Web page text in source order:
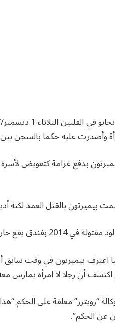
دانت محكمة
عليه حكما بالسجن بين 6 و12 عاما.
بيميرتون بالقتل العمد
أمريكية سابقة شمال غربي مانيلا.
اعترف بيميرتون في وقت
أن رجلا لا امرأة يمارس
“رويترز” معلقة على الحكم
عن الحكم”.